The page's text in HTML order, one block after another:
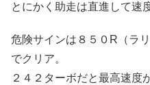
とにかく助走は直進して速
危険サインは８５０R（ラ
でクリア。
２４２ターボだと最高速度